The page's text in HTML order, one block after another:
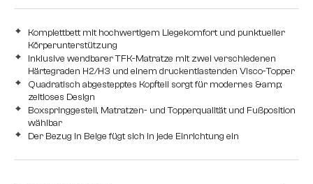
Komplettbett mit hochwertigem Liegekomfort und punktueller
Körperunterstützung
Inklusive wendbarer TFK-Matratze mit zwei verschiedenen
Härtegraden H2/H3 und einem druckentlastenden Visco-Topper
Quadratisch abgestepptes Kopfteil sorgt für modernes &amp;
zeitloses Design
Boxspringgestell, Matratzen- und Topperqualität und Fußposition
wählbar
Der Bezug in Beige fügt sich in jede Einrichtung ein